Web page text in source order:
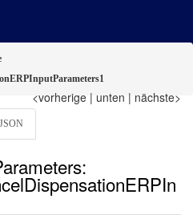
<vorherige | unten | nächste>
JSON